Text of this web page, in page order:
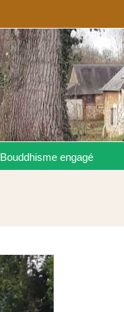
Bouddhisme engagé